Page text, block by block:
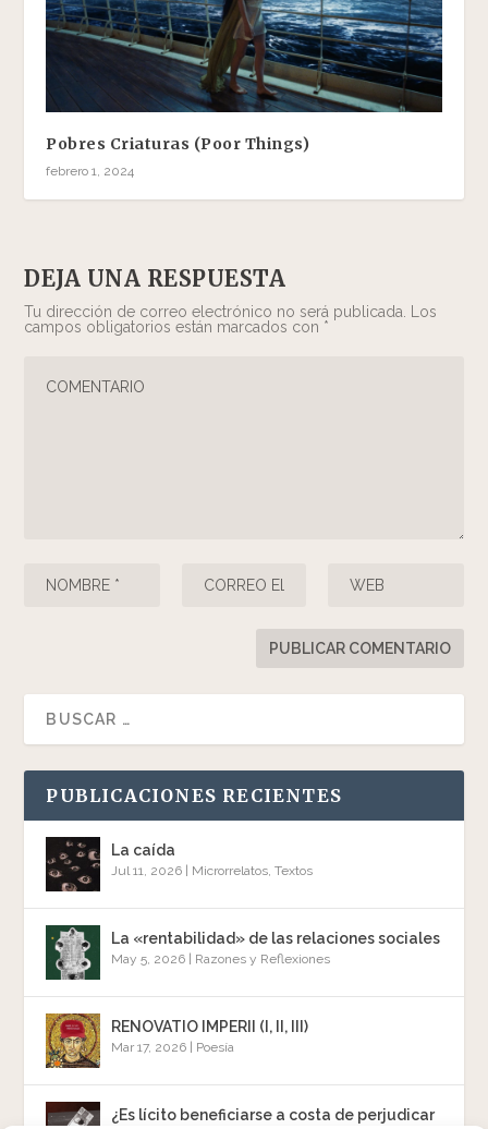
Pobres Criaturas (Poor Things)
febrero 1, 2024
DEJA UNA RESPUESTA
Tu dirección de correo electrónico no será publicada. Los
campos obligatorios están marcados con *
PUBLICACIONES RECIENTES
La caída
Jul 11, 2026 Microrrelatos,Textos
La «rentabilidad» de las relaciones sociales
May 5, 2026 Razones y Reflexiones
RENOVATIO IMPERII (I, II, III)
Mar 17, 2026 Poesía
¿Es lícito beneficiarse a costa de perjudicar